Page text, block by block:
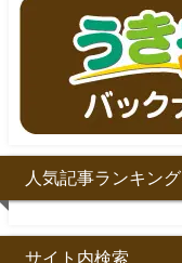
人気記事ランキング
サイト内検索